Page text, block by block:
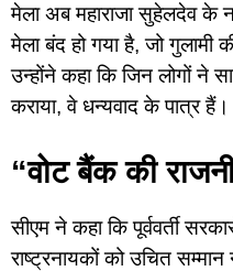
मेला अब महाराजा सुहेलदेव के
मेला बंद हो गया है, जो गुलामी
उन्होंने कहा कि जिन लोगों ने
कराया, वे धन्यवाद के पात्र हैं।
“वोट बैंक की
सीएम ने कहा कि पूर्ववर्ती
राष्ट्रनायकों को उचित